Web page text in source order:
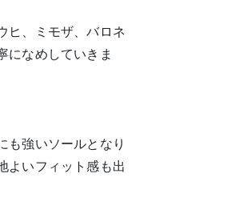
ヒ、ミモザ、バロネ
になめしていきま
も強いソールとなり
よいフィット感も出